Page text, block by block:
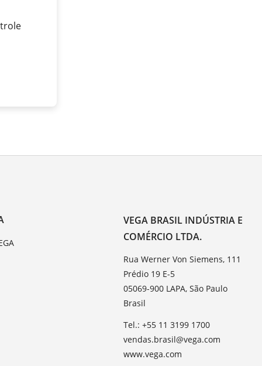
VEGA BRASIL INDÚSTRIA E
COMÉRCIO LTDA.
Rua Werner Von Siemens, 111
Prédio 19 E-5
05069-900 LAPA, São Paulo
Brasil
Tel.: +55 11 3199 1700
vendas.brasil@vega.com
www.vega.com